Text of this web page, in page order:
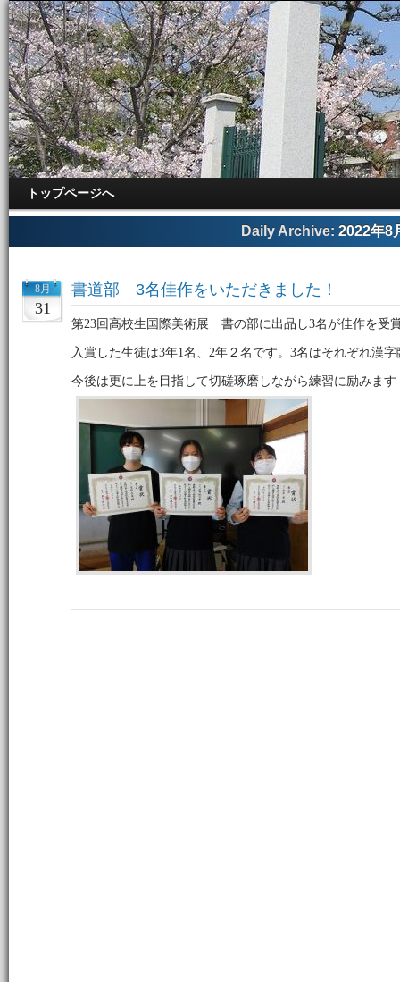
トップページへ
Daily Archive: 2022年8
8月
31
書道部 3名佳作をいただきました！
第23回高校生国際美術展 書の部に出品し3名が佳作を受
入賞した生徒は3年1名、2年２名です。3名はそれぞれ漢
今後は更に上を目指して切磋琢磨しながら練習に励みます